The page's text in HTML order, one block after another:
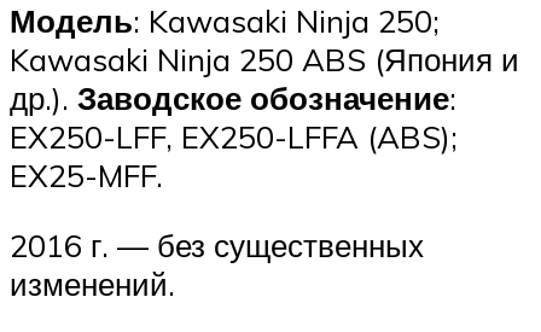
Модель: Kawasaki Ninja 250;
Kawasaki Ninja 250 ABS (Япония и
др.). Заводское обозначение:
EX250-LFF, EX250-LFFA (ABS);
EX25-MFF.
2016 г. — без существенных
изменений.